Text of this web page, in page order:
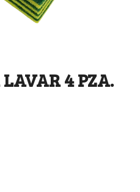
4 PZA.